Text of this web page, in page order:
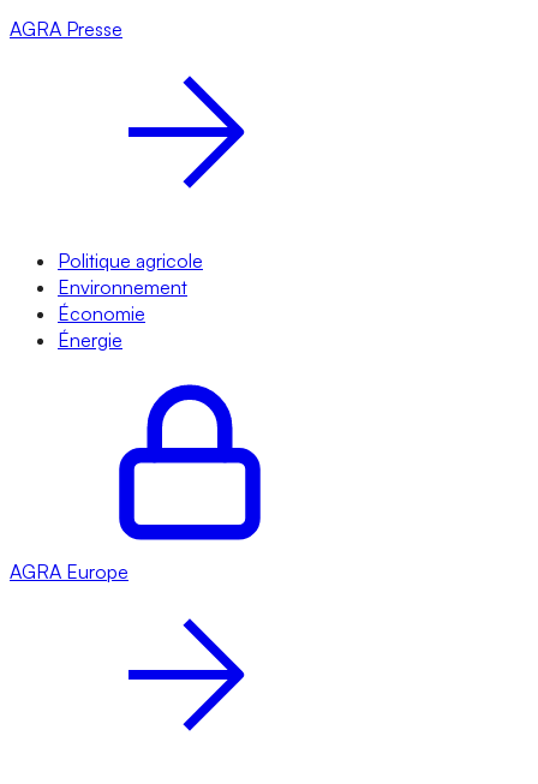
AGRA Presse
Politique agricole
Environnement
Économie
Énergie
AGRA Europe